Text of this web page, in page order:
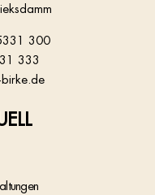
300
333